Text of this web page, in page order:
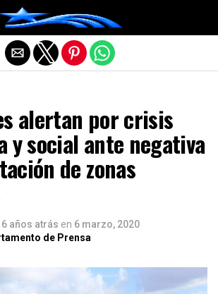
alertan por crisis
y social ante negativa
de zonas
6 años atrás en 6 marzo, 2020
de Prensa
de la versión móvil